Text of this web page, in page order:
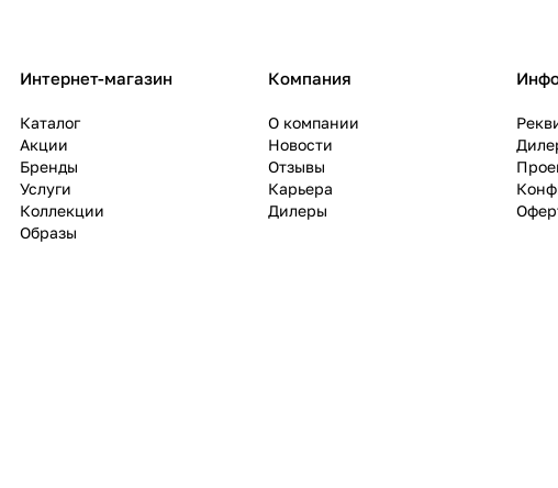
Интернет-магазин
Каталог
Акции
Бренды
Услуги
Коллекции
Образы
Компания
О компании
Новости
Отзывы
Карьера
Дилеры